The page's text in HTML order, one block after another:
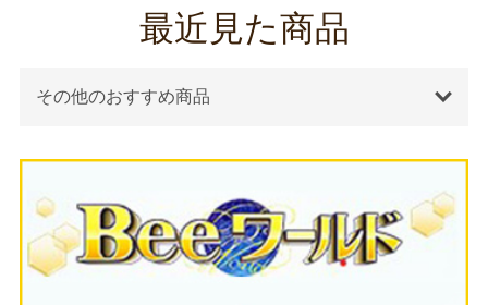
最近見た商品
その他のおすすめ商品